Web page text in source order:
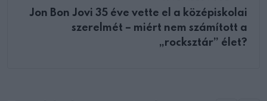
Jon Bon Jovi 35 éve vette el a középiskolai
szerelmét – miért nem számított a
„rocksztár” élet?